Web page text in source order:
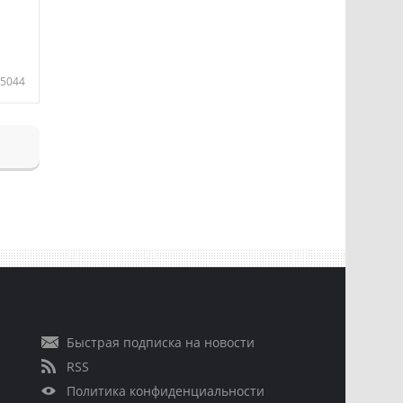
5044
Быстрая подписка на новости
RSS
Политика конфиденциальности